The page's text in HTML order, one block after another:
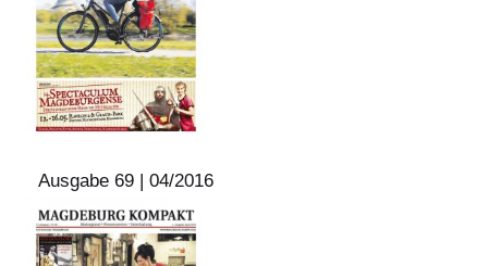
Ausgabe 69 | 04/2016